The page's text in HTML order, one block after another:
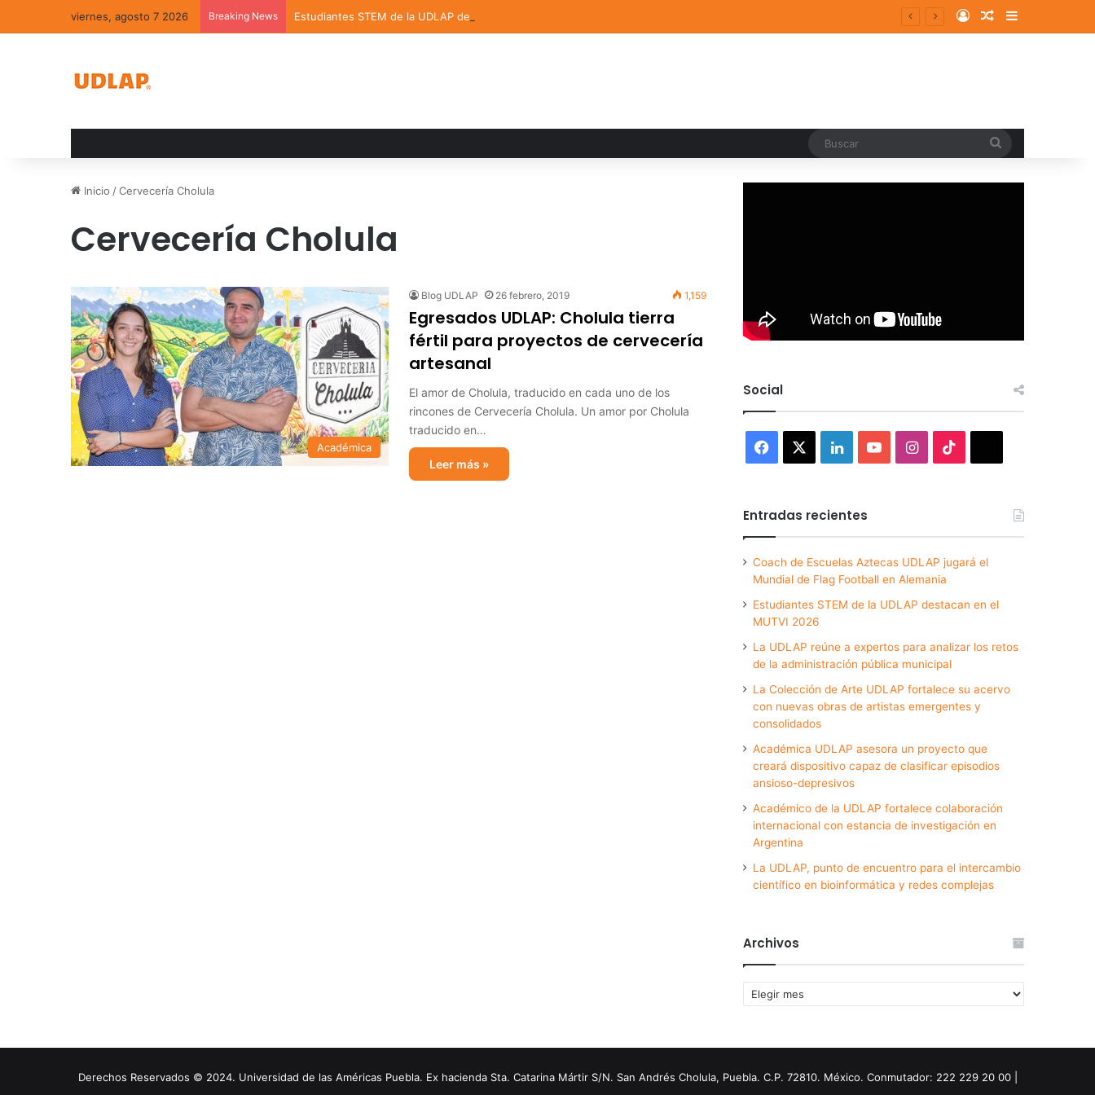
viernes, agosto 7 2026 Breaking News Estudiantes STEM de la UDLAP destacan en el MUTVI 2026 Log InRandom Article
Sidebar
Inicio /Cervecería Cholula
Cervecería Cholula
Académica
Blog UDLAP 26 febrero, 2019 1,159
Egresados UDLAP: Cholula tierra
fértil para proyectos de cervecería
artesanal
El amor de Cholula, traducido en cada uno de los
rincones de Cervecería Cholula. Un amor por Cholula
traducido en…
Leer más »
Social
Facebook LinkedInYouTubeInstagram
Entradas recientes
Coach de Escuelas Aztecas UDLAP jugará el
Mundial de Flag Football en Alemania
Estudiantes STEM de la UDLAP destacan en el
MUTVI 2026
La UDLAP reúne a expertos para analizar los retos
de la administración pública municipal
La Colección de Arte UDLAP fortalece su acervo
con nuevas obras de artistas emergentes y
consolidados
Académica UDLAP asesora un proyecto que
creará dispositivo capaz de clasificar episodios
ansioso-depresivos
Académico de la UDLAP fortalece colaboración
internacional con estancia de investigación en
Argentina
La UDLAP, punto de encuentro para el intercambio
científico en bioinformática y redes complejas
Archivos
Archivos
Derechos Reservados © 2024. Universidad de las Américas Puebla. Ex hacienda Sta. Catarina Mártir S/N. San Andrés Cholula, Puebla. C.P. 72810. México. Conmutador: 222 229 20 00 |